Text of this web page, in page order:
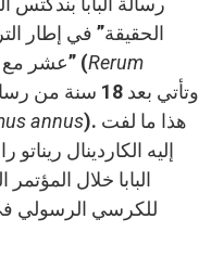
الحقيقة” في إطار
عشر مع رسالته العامة “الشؤون الحديثة” (Rerum
annus). هذا ما لفت
إليه الكاردينال
البابا خلال